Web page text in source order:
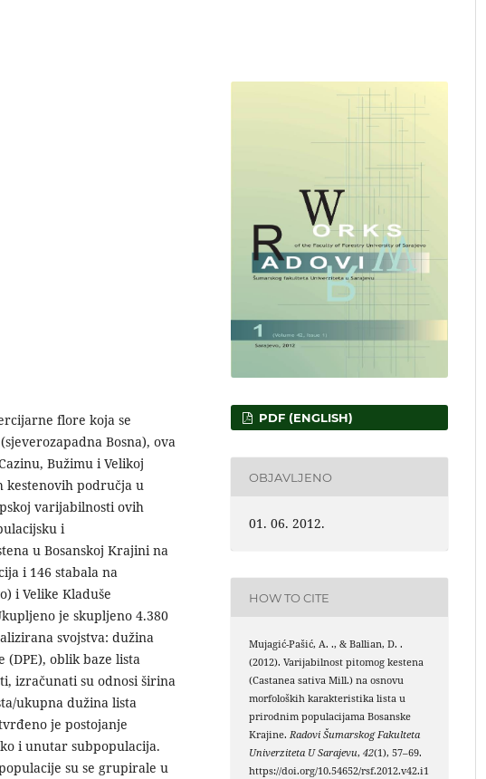
flore koja se
Bosna), ova
Bužimu i Velikoj
kestenovih područja u
varijabilnosti ovih
i
u Bosanskoj Krajini na
i 146 stabala na
i Velike Kladuše
je skupljeno 4.380
svojstva: dužina
(DPE), oblik baze lista
izračunati su odnosi širina
ukupna dužina lista
je postojanje
i unutar subpopulacija.
su se grupirale u
PDF (ENGLISH)
OBJAVLJENO
01. 06. 2012.
HOW TO CITE
Mujagić-Pašić, A. ., & Ballian, D. .
(2012). Varijabilnost pitomog kestena
(Castanea sativa Mill.) na osnovu
morfoloških karakteristika lista u
prirodnim populacijama Bosanske
Krajine.Radovi Šumarskog Fakulteta
Univerziteta U Sarajevu,42(1), 57–69.
https://doi.org/10.54652/rsf.2012.v42.i1